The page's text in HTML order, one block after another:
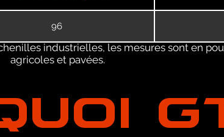
96
industrielles, les mesures sont en
agricoles et pavées.